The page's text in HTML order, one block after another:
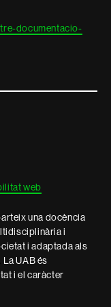
documentacio-
web
una docència
i
i adaptada als
UAB és
i el caràcter